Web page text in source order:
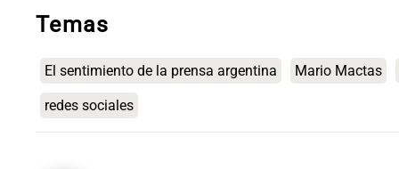
Temas
El sentimiento de la prensa argentina Mario Mactas
redes sociales